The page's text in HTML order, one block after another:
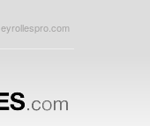
eyrollespro.com